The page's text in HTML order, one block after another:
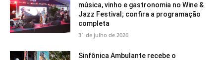
música, vinho e gastronomia no Wine &
Jazz Festival; confira a programação
completa
31 de julho de 2026
Sinfônica Ambulante recebe o